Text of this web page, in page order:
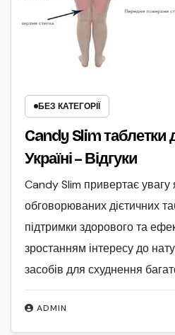
БЕЗ КАТЕГОРІЇ
Candy Slim таблетки
Україні – Відгуки
ADMIN
Candy Slim привертає увагу
обговорюваних дієтичних
підтримки здорового та
зростанням інтересу до
засобів для схуднення